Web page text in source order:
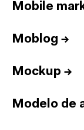
Mobile
Moblog →
Mockup →
Modelo de
Talento
Contacto
English